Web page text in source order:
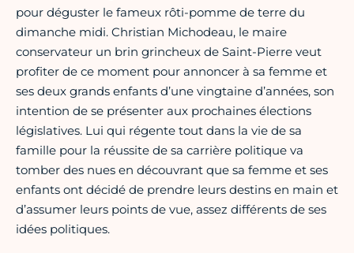
pour déguster le fameux rôti-pomme de terre du
dimanche midi. Christian Michodeau, le maire
conservateur un brin grincheux de Saint-Pierre veut
profiter de ce moment pour annoncer à sa femme et
ses deux grands enfants d’une vingtaine d’années, son
intention de se présenter aux prochaines élections
législatives. Lui qui régente tout dans la vie de sa
famille pour la réussite de sa carrière politique va
tomber des nues en découvrant que sa femme et ses
enfants ont décidé de prendre leurs destins en main et
d’assumer leurs points de vue, assez différents de ses
idées politiques.